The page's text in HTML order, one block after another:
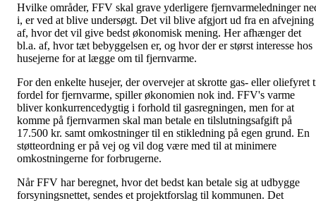
Hvilke områder, FFV skal grave yderligere fjernvarmeledninger
i, er ved at blive undersøgt. Det vil blive afgjort ud fra en afvejning
af, hvor det vil give bedst økonomisk mening. Her afhænger det
bl.a. af, hvor tæt bebyggelsen er, og hvor der er størst interesse hos
husejerne for at lægge om til fjernvarme.
For den enkelte husejer, der overvejer at skrotte gas- eller oliefyret
fordel for fjernvarme, spiller økonomien nok ind. FFV's varme
bliver konkurrencedygtig i forhold til gasregningen, men for at
komme på fjernvarmen skal man betale en tilslutningsafgift på
17.500 kr. samt omkostninger til en stikledning på egen grund. En
støtteordning er på vej og vil dog være med til at minimere
omkostningerne for forbrugerne.
Når FFV har beregnet, hvor det bedst kan betale sig at udbygge
forsyningsnettet, sendes et projektforslag til kommunen. Det